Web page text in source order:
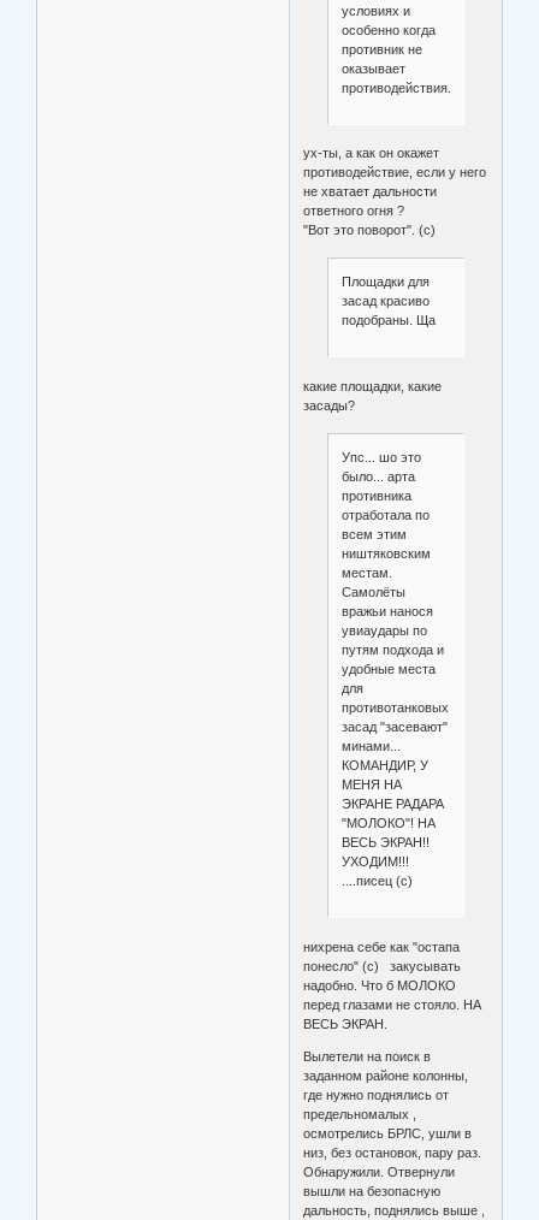
условиях и
особенно когда
противник не
оказывает
противодействия.
ух-ты, а как он окажет
противодействие, если у него
не хватает дальности
ответного огня ?
"Вот это поворот". (с)
Площадки для
засад красиво
подобраны. Ща
какие площадки, какие
засады?
Упс... шо это
было... арта
противника
отработала по
всем этим
ништяковским
местам.
Самолёты
вражьи нанося
увиаудары по
путям подхода и
удобные места
для
противотанковых
засад "засевают"
минами...
КОМАНДИР, У
МЕНЯ НА
ЭКРАНЕ РАДАРА
"МОЛОКО"! НА
ВЕСЬ ЭКРАН!!
УХОДИМ!!!
....писец (с)
нихрена себе как "остапа
понесло" (с) закусывать
надобно. Что б МОЛОКО
перед глазами не стояло. НА
ВЕСЬ ЭКРАН.
Вылетели на поиск в
заданном районе колонны,
где нужно поднялись от
предельномалых ,
осмотрелись БРЛС, ушли в
низ, без остановок, пару раз.
Обнаружили. Отвернули
вышли на безопасную
дальность, поднялись выше ,